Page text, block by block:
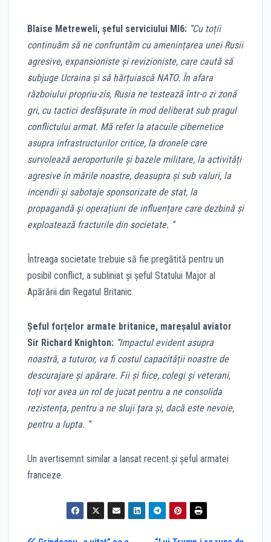
Blaise Metreweli, șeful serviciului MI6: ”Cu toții
continuăm să ne confruntăm cu amenințarea unei Rusii
agresive, expansioniste și revizioniste, care caută să
subjuge Ucraina și să hărțuiască NATO. În afara
războiului propriu-zis, Rusia ne testează într-o zi zonă
gri, cu tactici desfășurate în mod deliberat sub pragul
conflictului armat. Mă refer la atacuile cibernetice
asupra infrastructurilor critice, la dronele care
survolează aeroporturile și bazele militare, la activități
agresive în mările noastre, deasupra și sub valuri, la
incendii și sabotaje sponsorizate de stat, la
propagandă și operațiuni de influențare care dezbină și
exploatează fracturile din societate. ”
Întreaga societate trebuie să fie pregătită pentru un
posibil conflict, a subliniat și șeful Statului Major al
Apărării din Regatul Britanic.
Șeful forțelor armate britanice, mareșalul aviator
Sir Richard Knighton: ”Impactul evident asupra
noastră, a tuturor, va fi costul capacității noastre de
descurajare și apărare. Fii și fiice, colegi și veterani,
toți vor avea un rol de jucat pentru a ne consolida
rezistența, pentru a ne sluji țara și, dacă este nevoie,
pentru a lupta. ”
Un avertisemnt similar a lansat recent și șeful armatei
franceze.